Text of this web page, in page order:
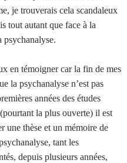
je trouverais cela scandaleux
tout autant que face à la
psychanalyse.
en témoigner car la fin de mes
la psychanalyse n’est pas
années des études
la plus ouverte) il est
une thèse et un mémoire de
tant les
depuis plusieurs années,